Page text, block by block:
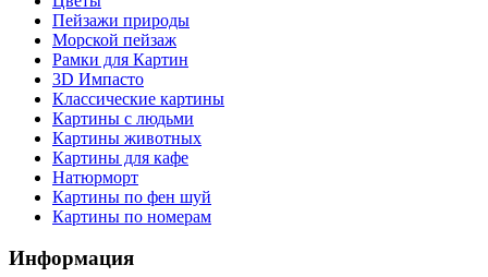
Пейзажи природы
Морской пейзаж
Рамки для Картин
3D Импасто
Классические картины
Картины с людьми
Картины животных
Картины для кафе
Натюрморт
Картины по фен шуй
Картины по номерам
Информация